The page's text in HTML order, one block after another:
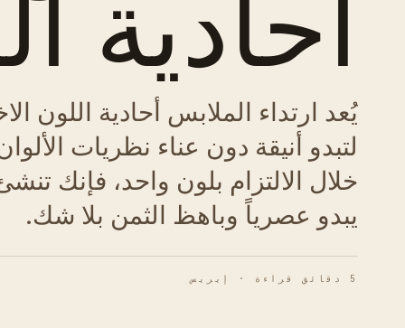
يُعد ارتداء الملابس أحادية اللون
لتبدو أنيقة دون عناء نظريات
خلال الالتزام بلون واحد، فإنك
يبدو عصرياً وباهظ الثمن بلا شك.
5 دقائق قراءة · إيريس